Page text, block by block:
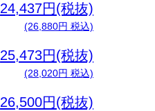
24,437円(税抜)
(26,880円 税込)
25,473円(税抜)
(28,020円 税込)
26,500円(税抜)